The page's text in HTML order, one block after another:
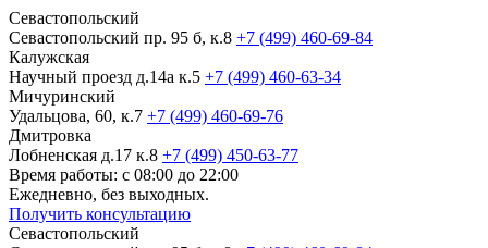
Севастопольский
Севастопольский пр. 95 б, к.8 +7 (499) 460-69-84
Калужская
Научный проезд д.14а к.5 +7 (499) 460-63-34
Мичуринский
Удальцова, 60, к.7 +7 (499) 460-69-76
Дмитровка
Лобненская д.17 к.8 +7 (499) 450-63-77
Время работы: с 08:00 до 22:00
Ежедневно, без выходных.
Получить консультацию
Севастопольский